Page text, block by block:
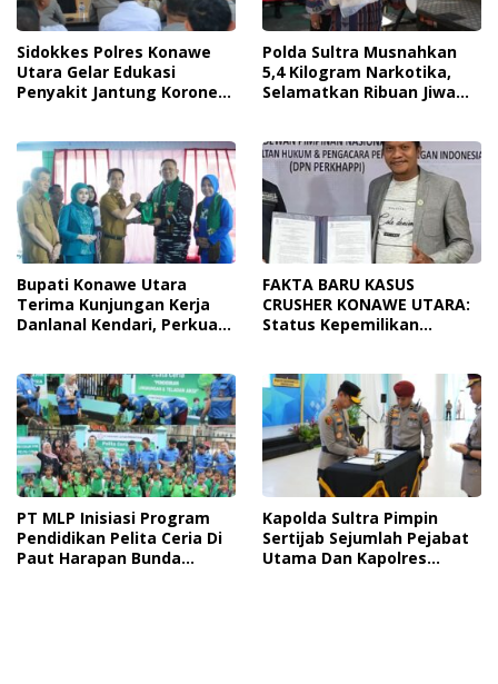
Sidokkes Polres Konawe
Utara Gelar Edukasi
Penyakit Jantung Koroner,
Hidup Sehat
Polda Sultra Musnahkan
5,4 Kilogram Narkotika,
Selamatkan Ribuan Jiwa
Bupati Konawe Utara
Terima Kunjungan Kerja
Danlanal Kendari, Perkuat
FAKTA BARU KASUS
CRUSHER KONAWE UTARA:
Status Kepemilikan
Tersangka Dr. Ruksamin
Dinilai Prematur
PT MLP Inisiasi Program
Pendidikan Pelita Ceria Di
Paut Harapan Bunda
Kapolda Sultra Pimpin
Sertijab Sejumlah Pejabat
Utama Dan Kapolres